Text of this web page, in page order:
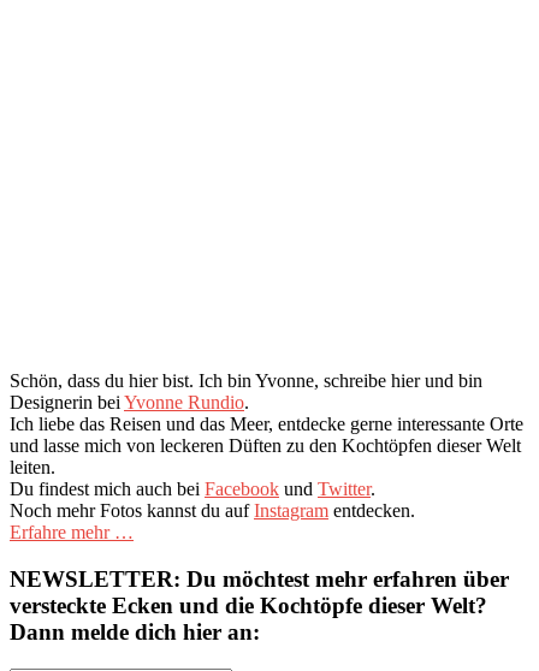
Schön, dass du hier bist. Ich bin Yvonne, schreibe hier und bin
Designerin bei Yvonne Rundio.
Ich liebe das Reisen und das Meer, entdecke gerne interessante Orte
und lasse mich von leckeren Düften zu den Kochtöpfen dieser Welt
leiten.
Du findest mich auch bei Facebook und Twitter.
Noch mehr Fotos kannst du aufInstagram entdecken.
Erfahre mehr …
NEWSLETTER: Du möchtest mehr erfahren über
versteckte Ecken und die Kochtöpfe dieser Welt?
Dann melde dich hier an: